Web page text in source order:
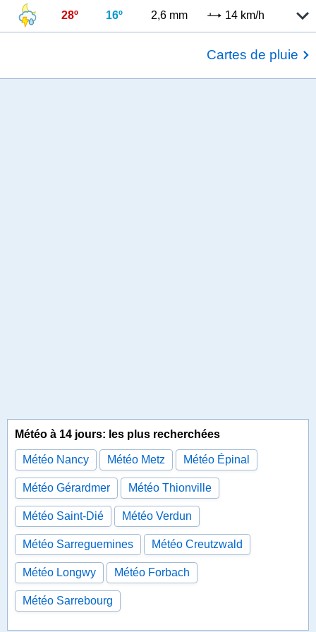
28º 16º 2,6 mm 14 km/h
Cartes de pluie
Météo à 14 jours: les plus recherchées
Météo Nancy Météo Metz Météo Épinal
Météo Gérardmer Météo Thionville
Météo Saint-Dié Météo Verdun
Météo Sarreguemines Météo Creutzwald
Météo Longwy Météo Forbach
Météo Sarrebourg